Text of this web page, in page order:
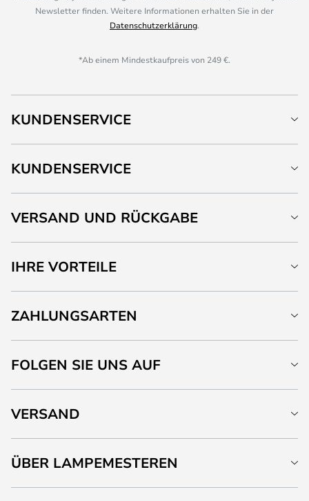
Newsletter finden. Weitere Informationen erhalten Sie in der
Datenschutzerklärung.
*Ab einem Mindestkaufpreis von 249 €.
KUNDENSERVICE
KUNDENSERVICE
VERSAND UND RÜCKGABE
IHRE VORTEILE
ZAHLUNGSARTEN
FOLGEN SIE UNS AUF
VERSAND
ÜBER LAMPEMESTEREN